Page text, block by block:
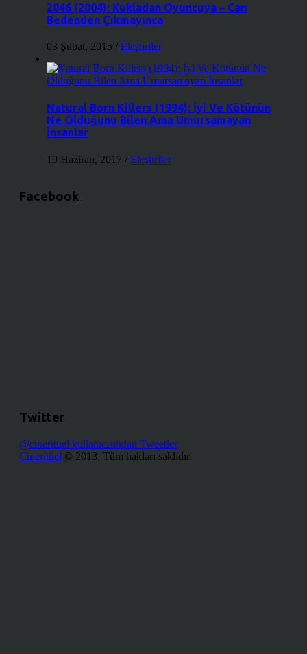
2046 (2004): Kukladan Oyuncuya – Can
Bedenden Çıkmayınca
03 Şubat, 2015 / Eleştiriler
Natural Born Killers (1994): İyi Ve Kötünün
Ne Olduğunu Bilen Ama Umursamayan
İnsanlar
19 Haziran, 2017 / Eleştiriler
Facebook
Twitter
@cinerituel kullanıcısından Tweetler
Cineritüel © 2013. Tüm hakları saklıdır.